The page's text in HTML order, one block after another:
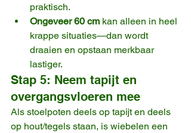
praktisch.
Ongeveer 60 cm kan alleen in heel
krappe situaties—dan wordt
draaien en opstaan merkbaar
lastiger.
Stap 5: Neem tapijt en
overgangsvloeren mee
Als stoelpoten deels op tapijt en deels
op hout/tegels staan, is wiebelen een